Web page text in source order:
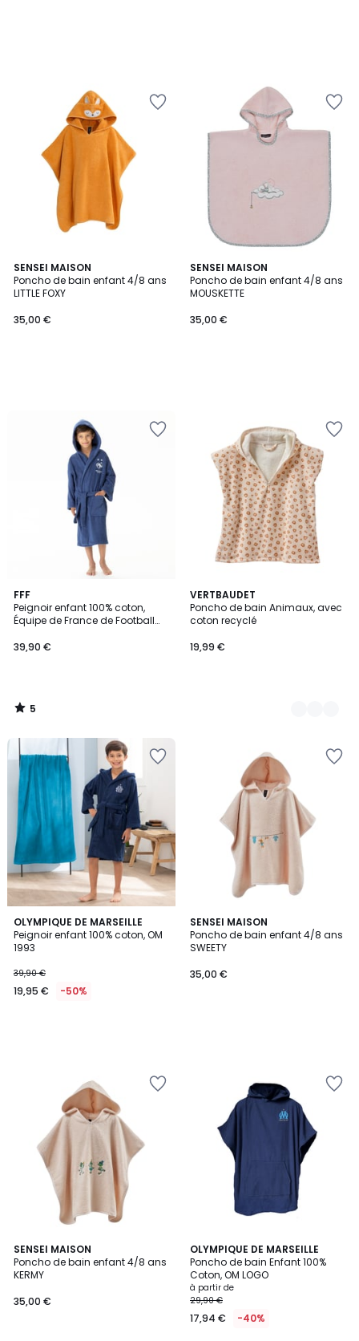
SENSEI MAISON
Poncho de bain enfant 4/8 ans
LITTLE FOXY
35,00 €
SENSEI MAISON
Poncho de bain enfant 4/8 ans
MOUSKETTE
35,00 €
FFF
Peignoir enfant 100% coton,
Équipe de France de Football
39,90 €
5
/
5
5
/
VERTBAUDET
Poncho de bain Animaux, avec
coton recyclé
19,99 €
2
Couleurs
OLYMPIQUE DE MARSEILLE
Peignoir enfant 100% coton, OM
1993
39,90 €
19,95 € -50%
SENSEI MAISON
Poncho de bain enfant 4/8 ans
SWEETY
35,00 €
SENSEI MAISON
Poncho de bain enfant 4/8 ans
KERMY
35,00 €
OLYMPIQUE DE MARSEILLE
Poncho de bain Enfant 100%
Coton, OM LOGO
à partir de
29,90 €
17,94 € -40%